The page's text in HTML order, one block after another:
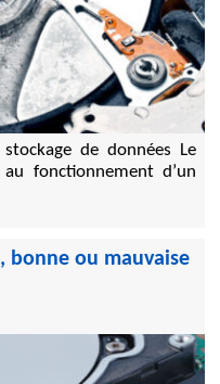
de données Le
fonctionnement d’un
bonne ou mauvaise